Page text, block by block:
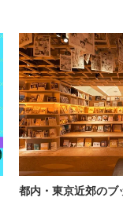
都内・東京近郊のブ